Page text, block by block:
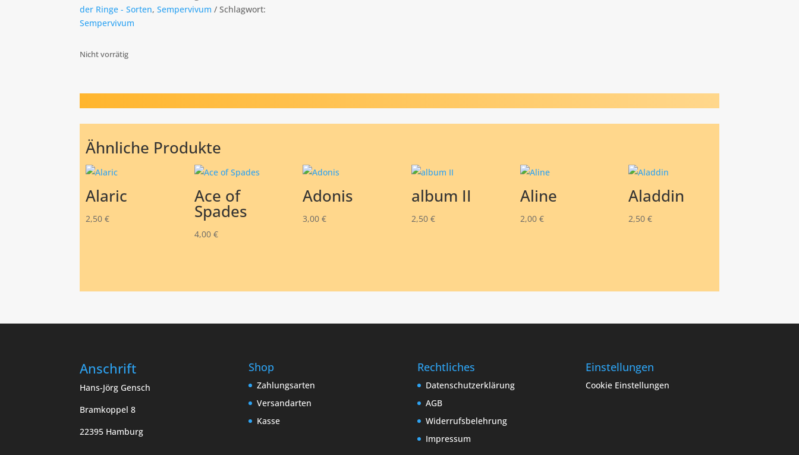
der Ringe - Sorten,Sempervivum
Schlagwort:
Sempervivum
Nicht vorrätig
Ähnliche Produkte
Alaric
2,50€
Ace of
Spades
4,00 €
Adonis
3,00€
album II
2,50 €
Aline
2,00 €
Aladdin
2,50€
Anschrift
Hans-Jörg Gensch
Bramkoppel 8
22395 Hamburg
Shop
Zahlungsarten
Versandarten
Kasse
Rechtliches
Datenschutzerklärung
AGB
Widerrufsbelehrung
Impressum
Einstellungen
Cookie Einstellungen